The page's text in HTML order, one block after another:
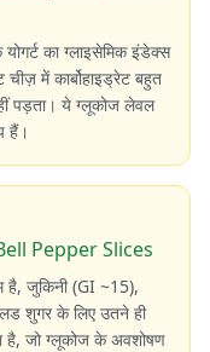
का ग्लाइसेमिक इंडेक्स
में कार्बोहाइड्रेट बहुत
पड़ता। ये ग्लूकोज लेवल
हैं।
Pepper Slices
है, जुकिनी (GI ~15),
शुगर के लिए उतने ही
है, जो ग्लूकोज के अवशोषण